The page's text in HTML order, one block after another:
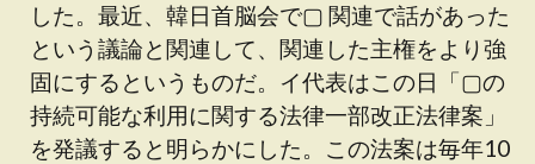
した。最近、韓日首脳会で▢ 関連で話があった
という議論と関連して、関連した主権をより強
固にするというものだ。イ代表はこの日「▢の
持続可能な利用に関する法律一部改正法律案」
を発議すると明らかにした。この法案は毎年10